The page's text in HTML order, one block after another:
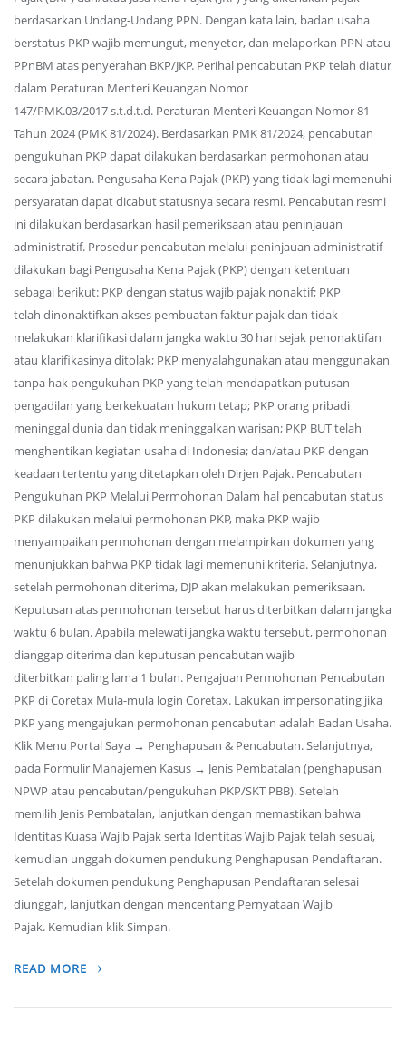
berdasarkan Undang-Undang PPN. Dengan kata lain, badan usaha
berstatus PKP wajib memungut, menyetor, dan melaporkan PPN atau
PPnBM atas penyerahan BKP/JKP. Perihal pencabutan PKP telah diatur
dalam Peraturan Menteri Keuangan Nomor
147/PMK.03/2017 s.t.d.t.d. Peraturan Menteri Keuangan Nomor 81
Tahun 2024 (PMK 81/2024). Berdasarkan PMK 81/2024, pencabutan
pengukuhan PKP dapat dilakukan berdasarkan permohonan atau
secara jabatan. Pengusaha Kena Pajak (PKP) yang tidak lagi memenuhi
persyaratan dapat dicabut statusnya secara resmi. Pencabutan resmi
ini dilakukan berdasarkan hasil pemeriksaan atau peninjauan
administratif. Prosedur pencabutan melalui peninjauan administratif
dilakukan bagi Pengusaha Kena Pajak (PKP) dengan ketentuan
sebagai berikut: PKP dengan status wajib pajak nonaktif; PKP
telah dinonaktifkan akses pembuatan faktur pajak dan tidak
melakukan klarifikasi dalam jangka waktu 30 hari sejak penonaktifan
atau klarifikasinya ditolak; PKP menyalahgunakan atau menggunakan
tanpa hak pengukuhan PKP yang telah mendapatkan putusan
pengadilan yang berkekuatan hukum tetap; PKP orang pribadi
meninggal dunia dan tidak meninggalkan warisan; PKP BUT telah
menghentikan kegiatan usaha di Indonesia; dan/atau PKP dengan
keadaan tertentu yang ditetapkan oleh Dirjen Pajak. Pencabutan
Pengukuhan PKP Melalui Permohonan Dalam hal pencabutan status
PKP dilakukan melalui permohonan PKP, maka PKP wajib
menyampaikan permohonan dengan melampirkan dokumen yang
menunjukkan bahwa PKP tidak lagi memenuhi kriteria. Selanjutnya,
setelah permohonan diterima, DJP akan melakukan pemeriksaan.
Keputusan atas permohonan tersebut harus diterbitkan dalam jangka
waktu 6 bulan. Apabila melewati jangka waktu tersebut, permohonan
dianggap diterima dan keputusan pencabutan wajib
diterbitkan paling lama 1 bulan. Pengajuan Permohonan Pencabutan
PKP di Coretax Mula-mula login Coretax. Lakukan impersonating jika
PKP yang mengajukan permohonan pencabutan adalah Badan Usaha.
Klik Menu Portal Saya → Penghapusan & Pencabutan. Selanjutnya,
pada Formulir Manajemen Kasus → Jenis Pembatalan (penghapusan
NPWP atau pencabutan/pengukuhan PKP/SKT PBB). Setelah
memilih Jenis Pembatalan, lanjutkan dengan memastikan bahwa
Identitas Kuasa Wajib Pajak serta Identitas Wajib Pajak telah sesuai,
kemudian unggah dokumen pendukung Penghapusan Pendaftaran.
Setelah dokumen pendukung Penghapusan Pendaftaran selesai
diunggah, lanjutkan dengan mencentang Pernyataan Wajib
Pajak. Kemudian klik Simpan.
READ MORE